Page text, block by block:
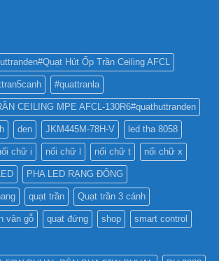
QUẢNG
CÁO?
TỐT
NHẤT
?
Hút Ốp Trần Ceiling AFCL
#quattranla
CEILING MPE AFCL-130R6#quathuttranden
den JKM445M-78H-V led tha 8058
chữ i nối chữ l nối chữ t nối chữ x
PHA LED RẠNG ĐÔNG
quạt trần Quạt trần 3 cánh
vân gỗ quạt đứng shop smart control